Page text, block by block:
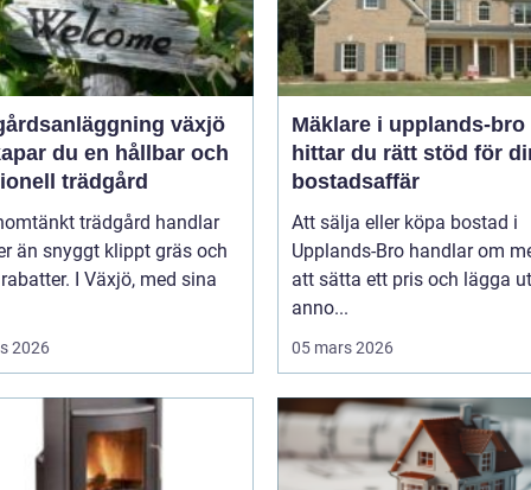
växjö
du en hållbar och
trädgård
trädgård handlar
än snyggt klippt gräs och
I Växjö, med sina
2026
Mäklare i upplands-bro så
hittar du rätt stöd för
bostadsaffär
Att sälja eller köpa bostad i
Upplands-Bro handlar om
att sätta ett pris och lägga
anno...
05 mars 2026